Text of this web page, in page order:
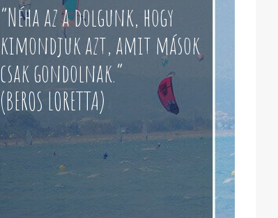
“Néha az a dolgunk, hogy
kimondjuk azt, amit mások
csak gondolnak.”
(BEROS LORETTA)